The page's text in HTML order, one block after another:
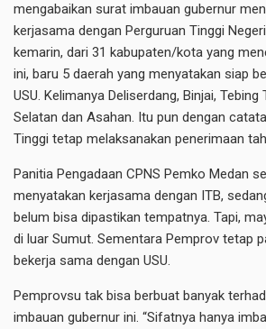
mengabaikan surat imbauan gubernur
kerjasama dengan Perguruan Tinggi
kemarin, dari 31 kabupaten/kota yang
ini, baru 5 daerah yang menyatakan siap
USU. Kelimanya Deliserdang, Binjai, Tebing
Selatan dan Asahan. Itu pun dengan
Tinggi tetap melaksanakan penerimaan
Panitia Pengadaan CPNS Pemko Medan
menyatakan kerjasama dengan ITB,
belum bisa dipastikan tempatnya. Tapi,
di luar Sumut. Sementara Pemprov tetap
bekerja sama dengan USU.
Pemprovsu tak bisa berbuat banyak
imbauan gubernur ini. “Sifatnya hanya